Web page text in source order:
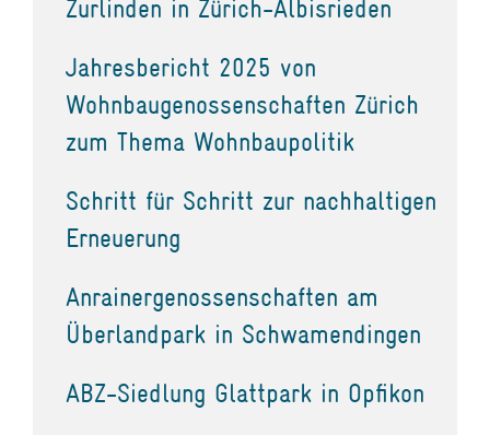
Zurlinden in Zürich-Albisrieden
Jahresbericht 2025 von
Wohnbaugenossenschaften Zürich
zum Thema Wohnbaupolitik
Schritt für Schritt zur nachhaltigen
Erneuerung
Anrainergenossenschaften am
Überlandpark in Schwamendingen
ABZ-Siedlung Glattpark in Opfikon